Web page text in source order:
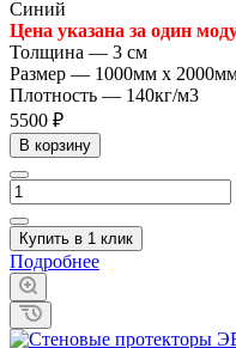
Синий
Цена указана за один
Толщина — 3 см
Размер — 1000мм х
Плотность — 140кг/м3
5500 ₽
В корзину
Купить в 1 клик
Подробнее